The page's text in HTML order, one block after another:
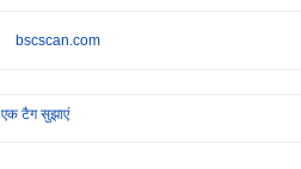
bscscan.com
एक टैग सुझाएं